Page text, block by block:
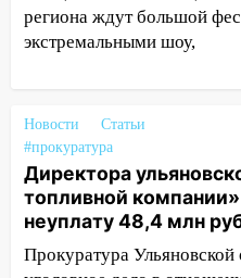
«Нефтяной
судить за неуплату
велосипедисты,
пешеходы. Обзор
Ульяновской
08:30 Поджог со
домов и выстрел за
региона ждут большой
экстремальными шоу,
Новости
Статьи
#прокуратура
Директора
топливной компании»
неуплату 48,4 млн
Прокуратура Ульяновской